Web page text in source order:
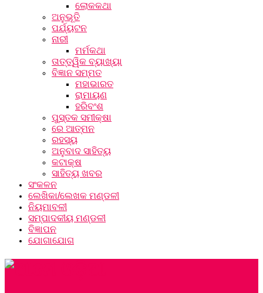
ଲୋକକଥା
ଅନୁଭୂତି
ପର୍ଯ୍ୟଟନ
ନାରୀ
ମର୍ମକଥା
ତାତ୍ତ୍ୱିକ ବ୍ୟାଖ୍ୟା
ବିଜ୍ଞାନ ସମ୍ମତ
ମହାଭାରତ
ରାମାୟଣ
ହରିବଂଶ
ପୁସ୍ତକ ସମୀକ୍ଷା
ରେ ଆତ୍ମନ
ରହସ୍ୟ
ଅନୁବାଦ ସାହିତ୍ୟ
କଟାକ୍ଷ
ସାହିତ୍ୟ ଖବର
ସଂକଳନ
ଲେଖିକା/ଲେଖକ ମଣ୍ଡଳୀ
ନିୟମାବଳୀ
ସମ୍ପାଦକୀୟ ମଣ୍ଡଳୀ
ବିଜ୍ଞାପନ
ଯୋଗାଯୋଗ